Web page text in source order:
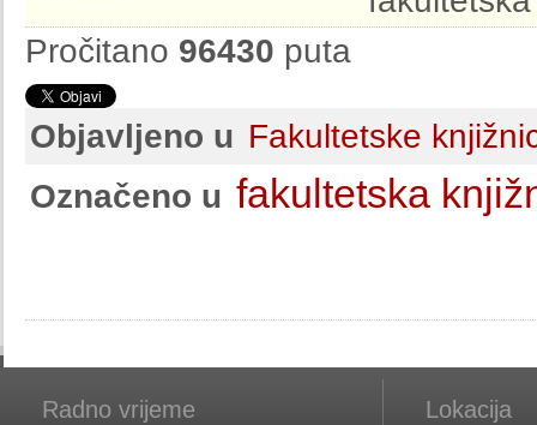
Pročitano 96430 puta
Objavljeno u Fakultetske
Označeno u fakultetska
Radno vrijeme Lokacija